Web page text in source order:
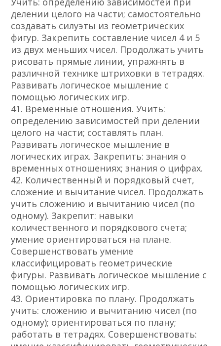
делении целого на части; самостоятельно
создавать силуэты из геометрических
фигур. Закрепить составление чисел 4 и 5
из двух меньших чисел. Продолжать учить
рисовать прямые линии, упражнять в
различной технике штриховки в тетрадях.
Развивать логическое мышление с
помощью логических игр.
41. Временные отношения. Учить:
определению зависимостей при делении
целого на части; составлять план.
Развивать логическое мышление в
логических играх. Закрепить: знания о
временных отношениях; знания о цифрах.
42. Количественный и порядковый счет,
сложение и вычитание чисел. Продолжать
учить сложению и вычитанию чисел (по
одному). Закрепит: навыки
количественного и порядкового счета;
умение ориентироваться на плане.
Совершенствовать умение
классифицировать геометрические
фигуры. Развивать логическое мышление с
помощью логических игр.
43. Ориентировка по плану. Продолжать
учить: сложению и вычитанию чисел (по
одному); ориентироваться по плану;
работать в тетрадях. Совершенствовать: